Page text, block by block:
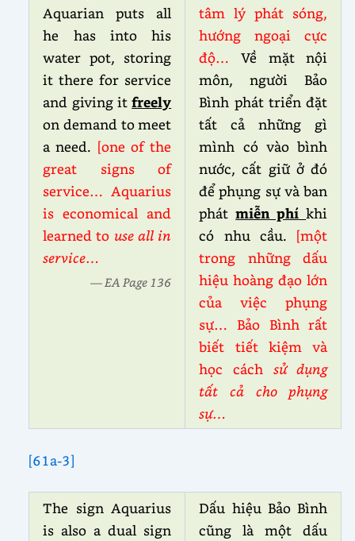
Aquarian puts all
he has into his
water pot, storing
it there for service
and giving itfreely
on demand to meet
a need. [one of the
great signs of
service… Aquarius
is economical and
learned to use all in
service…
— EA Page 136
tâm lý phát sóng,
hướng ngoại cực
độ… Về mặt nội
môn, người Bảo
Bình phát triển đặt
tất cả những gì
mình có vào bình
nước, cất giữ ở đó
để phụng sự và ban
phátmiễn phíkhi
có nhu cầu. [một
trong những dấu
hiệu hoàng đạo lớn
của việc phụng
sự… Bảo Bình rất
biết tiết kiệm và
học cách sử dụng
tất cả cho phụng
sự…
[61a-3]
The sign Aquarius
is also a dual sign
Dấu hiệu Bảo Bình
cũng là một dấu